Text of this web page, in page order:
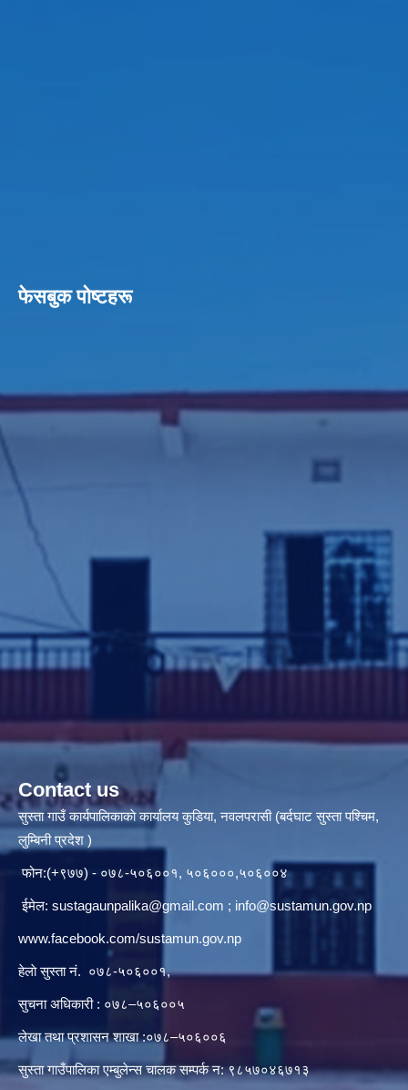
फेसबुक पाेष्टहरू
Contact us
सुस्ता गाउँ कार्यपालिकाकाे कार्यालय कुडिया, नवलपरासी (बर्दघाट सुस्ता पश्चिम,
लुम्बिनी प्रदेश )
फोन:(+९७७) - ०७८-५०६००१, ५०६०००,५०६००४
ईमेल: sustagaunpalika@gmail.com ; info@sustamun.gov.np
www.facebook.com/sustamun.gov.np
हेलाे सुस्ता नं. ०७८-५०६००१,
सुचना अधिकारी : ०७८–५०६००५
लेखा तथा प्रशासन शाखा :०७८–५०६००६
सुस्ता गाउँपालिका एम्बुलेन्स चालक सम्पर्क न‌‍: ९८५७०४६७१३